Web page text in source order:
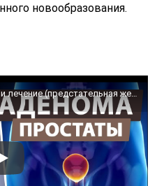
новообразования.
Аденома простаты – симптомы и лечение (предстательная железа)